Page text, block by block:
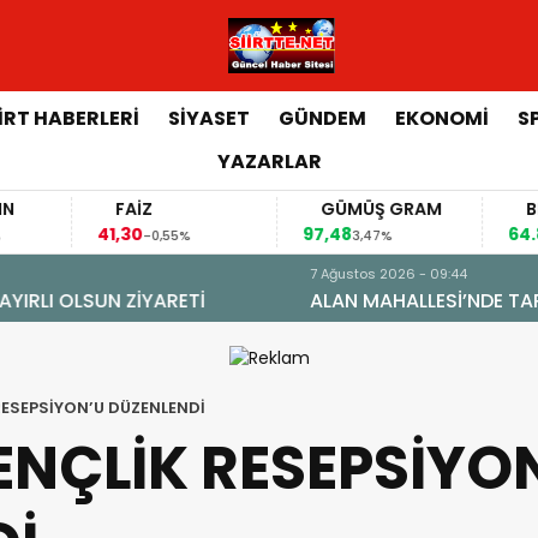
HABERLERİ SİYASET GÜNDEM EKONOMİ
YAZARLAR
FAİZ
-0,55%
GÜMÜŞ GRAM
97,48
BITCOIN
64.844,00
0,70%
DOĞAL GAZA KAVUŞTU, 34 YILLIK TAPU SORUNU
DÜZENLENDİ